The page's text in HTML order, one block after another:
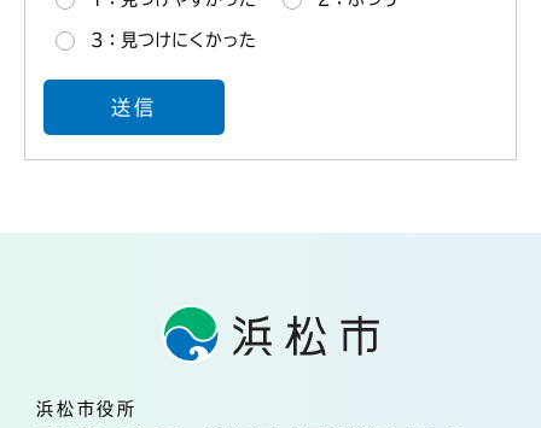
3：見つけにくかった
浜松市役所